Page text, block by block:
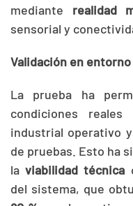
mediante realidad
sensorial y
Validación en
La prueba ha
condiciones
industrial operativo
de pruebas. Esto ha
laviabilidad técnica
del sistema, que